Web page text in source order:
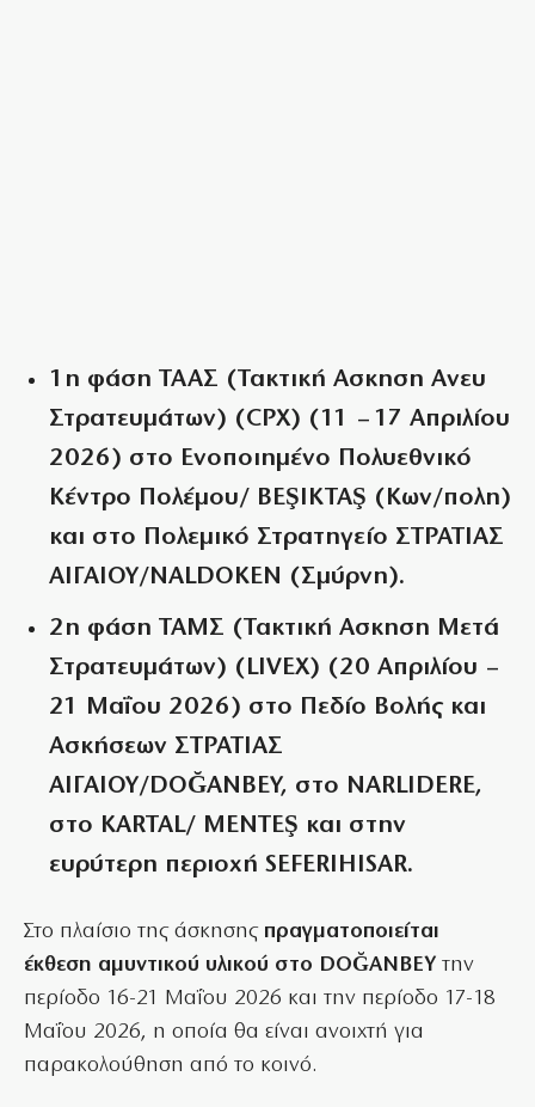
1η φάση ΤΑΑΣ (Τακτική Ασκηση Ανευ
Στρατευμάτων) (CPX) (11 – 17 Απριλίου
2026) στο Ενοποιημένο Πολυεθνικό
Κέντρο Πολέμου/ BEŞIKTAŞ (Κων/πολη)
και στο Πολεμικό Στρατηγείο ΣΤΡΑΤΙΑΣ
ΑΙΓΑΙΟΥ/NALDOKEN (Σμύρνη).
2η φάση ΤΑΜΣ (Τακτική Ασκηση Μετά
Στρατευμάτων) (LIVEX) (20 Απριλίου –
21 Μαΐου 2026) στο Πεδίο Βολής και
Ασκήσεων ΣΤΡΑΤΙΑΣ
ΑΙΓΑΙΟΥ/DOĞANBEY, στο NARLIDERE,
στο KARTAL/ MENTEŞ και στην
ευρύτερη περιοχή SEFERIHISAR.
Στο πλαίσιο της άσκησης πραγματοποιείται
έκθεση αμυντικού υλικού στο DOĞANBEY την
περίοδο 16-21 Μαΐου 2026 και την περίοδο 17-18
Μαΐου 2026, η οποία θα είναι ανοιχτή για
παρακολούθηση από το κοινό.